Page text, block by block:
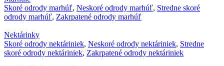
Skoré odrody marhúľ, Neskoré odrody marhúľ, Stredne skoré
odrody marhúľ, Zakrpatené odrody marhúľ
Nektárinky
Skoré odrody nektáriniek, Neskoré odrody nektáriniek, Stredne
skoré odrody nektáriniek, Zakrpatené odrody nektáriniek